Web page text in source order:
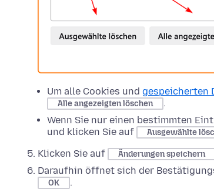
Um alle Cookies und gespeicherten
Alle angezeigten löschen
.
Wenn Sie nur einen bestimmten
und klicken Sie auf
Ausgewählte
Klicken Sie auf
Änderungen speichern
Daraufhin öffnet sich der
OK
.